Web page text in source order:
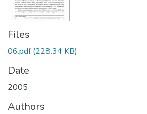
Files
06.pdf(228.34 KB)
Date
2005
Authors